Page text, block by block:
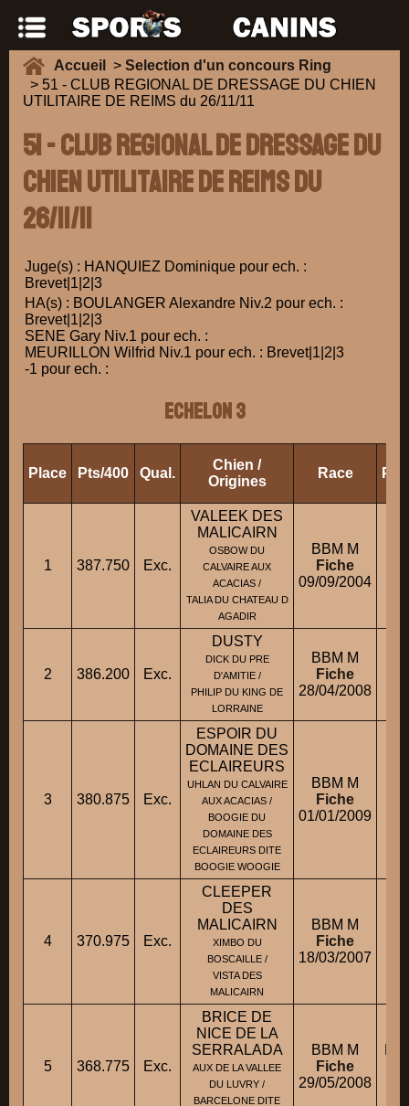
Accueil > Selection d'un concours Ring
> 51 - CLUB REGIONAL DE DRESSAGE DU CHIEN
UTILITAIRE DE REIMS du 26/11/11
51 - CLUB REGIONAL DE DRESSAGE DU
CHIEN UTILITAIRE DE REIMS du
26/11/11
Juge(s) : HANQUIEZ Dominique pour ech. :
Brevet|1|2|3
HA(s) : BOULANGER Alexandre Niv.2 pour ech. :
Brevet|1|2|3
SENE Gary Niv.1 pour ech. :
MEURILLON Wilfrid Niv.1 pour ech. : Brevet|1|2|3
-1 pour ech. :
ECHELON 3
Place Pts/400 Qual.
Chien /
Origines
Race
1 387.750 Exc.
VALEEK DES
MALICAIRN
OSBOW DU
CALVAIRE AUX
ACACIAS /
TALIA DU CHATEAU D
AGADIR
BBM M
Fiche
09/09/2004
2 386.200 Exc.
DUSTY
DICK DU PRE
D'AMITIE /
PHILIP DU KING DE
LORRAINE
BBM M
Fiche
28/04/2008
3 380.875 Exc.
ESPOIR DU
DOMAINE DES
ECLAIREURS
UHLAN DU CALVAIRE
AUX ACACIAS /
BOOGIE DU
DOMAINE DES
ECLAIREURS DITE
BOOGIE WOOGIE
BBM M
Fiche
01/01/2009
4 370.975 Exc.
CLEEPER
DES
MALICAIRN
XIMBO DU
BOSCAILLE /
VISTA DES
MALICAIRN
BBM M
Fiche
18/03/2007
5 368.775 Exc.
BRICE DE
NICE DE LA
SERRALADA
AUX DE LA VALLEE
DU LUVRY /
BARCELONE DITE
BBM M
Fiche
29/05/2008